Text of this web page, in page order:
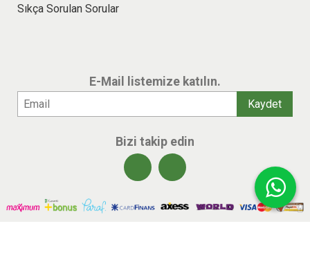
Sıkça Sorulan Sorular
E-Mail listemize katılın.
Bizi takip edin